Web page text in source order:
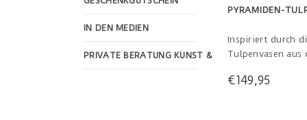
IN DEN MEDIEN
PRIVATE BERATUNG KUNST & KULTUR
PYRAMIDEN-
Inspiriert durch
Tulpenvasen aus
Schaustück mit 31
€149,95